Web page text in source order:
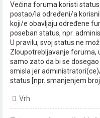
Većina foruma koristi
postao/la određeni/a
koji/e obavljaju određene
poseban status, npr.
U pravilu, svoj status ne
Zloupotrebljavanje foruma,
samo zato da bi se
smisla jer
status [npr. smanjenjem
Vrh